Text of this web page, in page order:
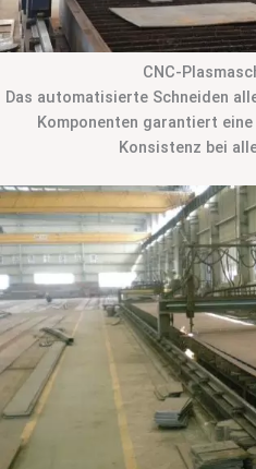
CNC-
Das automatisierte Schneiden
Komponenten garantiert
Konsistenz bei